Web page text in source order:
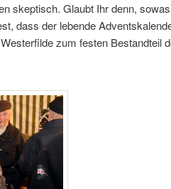
skeptisch. Glaubt Ihr denn,
dass der lebende
zum festen Bestandteil